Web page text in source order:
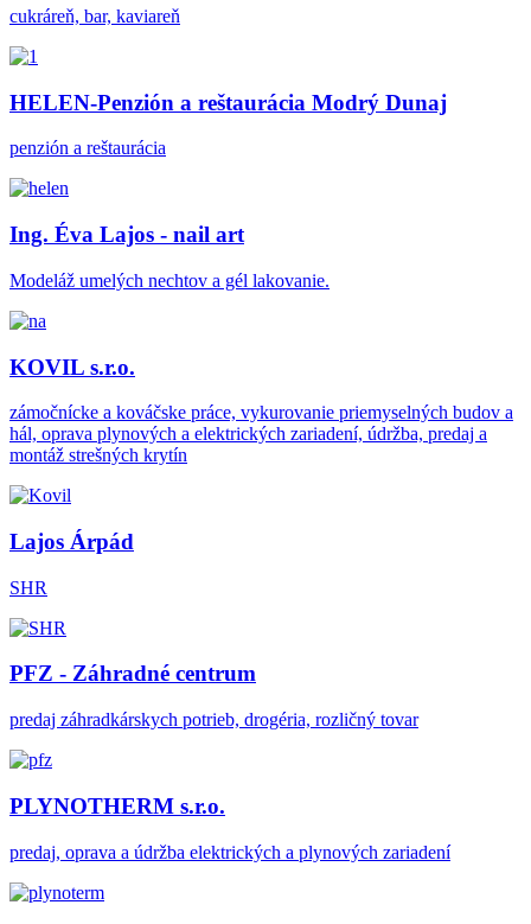
cukráreň, bar, kaviareň
HELEN-Penzión a reštaurácia Modrý Dunaj
penzión a reštaurácia
Ing. Éva Lajos - nail art
Modeláž umelých nechtov a gél lakovanie.
KOVIL s.r.o.
zámočnícke a kováčske práce, vykurovanie priemyselných budov a
hál, oprava plynových a elektrických zariadení, údržba, predaj a
montáž strešných krytín
Lajos Árpád
SHR
PFZ - Záhradné centrum
predaj záhradkárskych potrieb, drogéria, rozličný tovar
PLYNOTHERM s.r.o.
predaj, oprava a údržba elektrických a plynových zariadení